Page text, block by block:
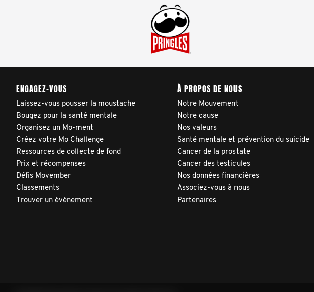
ENGAGEZ-VOUS
Laissez-vous pousser la moustache
Bougez pour la santé mentale
Organisez un Mo-ment
Créez votre Mo Challenge
Ressources de collecte de fond
Prix et récompenses
Défis Movember
Classements
Trouver un événement
À PROPOS DE NOUS
Notre Mouvement
Notre cause
Nos valeurs
Santé mentale et prévention du suicide
Cancer de la prostate
Cancer des testicules
Nos données financières
Associez-vous à nous
Partenaires